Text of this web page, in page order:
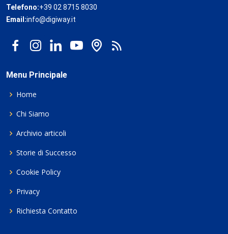
Telefono:+39 02 8715 8030
Email:info@digiway.it
Menu Principale
Home
Chi Siamo
Archivio articoli
Storie di Successo
Cookie Policy
Privacy
Richiesta Contatto